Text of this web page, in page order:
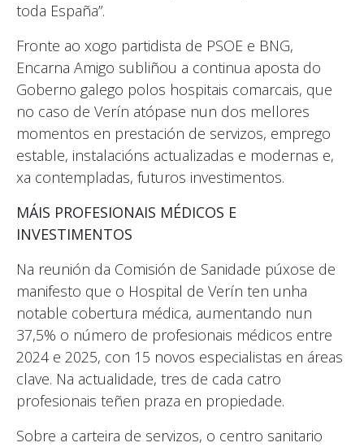
toda España”.
Fronte ao xogo partidista de PSOE e BNG,
Encarna Amigo subliñou a continua aposta do
Goberno galego polos hospitais comarcais, que
no caso de Verín atópase nun dos mellores
momentos en prestación de servizos, emprego
estable, instalacións actualizadas e modernas e,
xa contempladas, futuros investimentos.
MÁIS PROFESIONAIS MÉDICOS E
INVESTIMENTOS
Na reunión da Comisión de Sanidade púxose de
manifesto que o Hospital de Verín ten unha
notable cobertura médica, aumentando nun
37,5% o número de profesionais médicos entre
2024 e 2025, con 15 novos especialistas en áreas
clave. Na actualidade, tres de cada catro
profesionais teñen praza en propiedade.
Sobre a carteira de servizos, o centro sanitario